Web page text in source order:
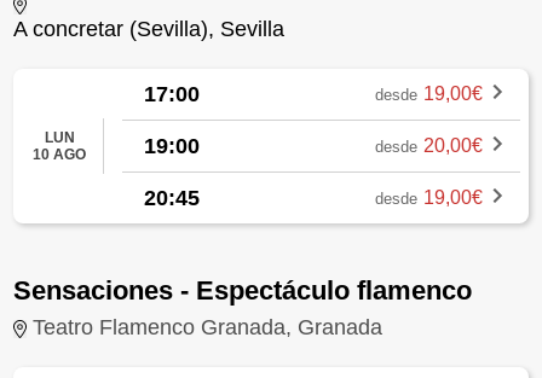
A concretar (Sevilla), Sevilla
LUN
10 AGO
17:00 desde 19,00€
19:00 desde 20,00€
20:45 desde 19,00€
Sensaciones - Espectáculo flamenco
Teatro Flamenco Granada, Granada